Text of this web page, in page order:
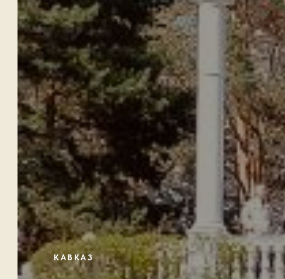
КАВКАЗ